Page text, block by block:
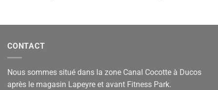
CONTACT
Nous sommes situé dans la zone Canal Cocotte à Ducos
après le magasin Lapeyre et avant Fitness Park.